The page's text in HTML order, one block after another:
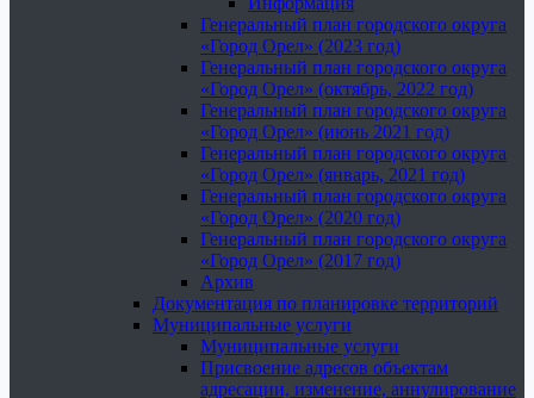
Генеральный план городского округа
«Город Орел» (2023 год)
Генеральный план городского округа
«Город Орел» (октябрь, 2022 год)
Генеральный план городского округа
«Город Орел» (июнь 2021 год)
Генеральный план городского округа
«Город Орел» (январь, 2021 год)
Генеральный план городского округа
«Город Орел» (2020 год)
Генеральный план городского округа
«Город Орел» (2017 год)
Архив
Документация по планировке территорий
Муниципальные услуги
Муниципальные услуги
Присвоение адресов объектам
адресации, изменение, аннулирование